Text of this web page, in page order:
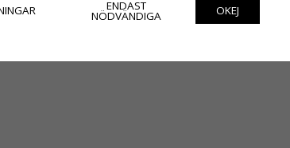
ENDAST
NÖDVÄNDIGA OKEJ